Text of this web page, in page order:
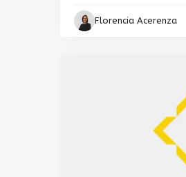
Florencia Acerenza
Barrio
Sur,